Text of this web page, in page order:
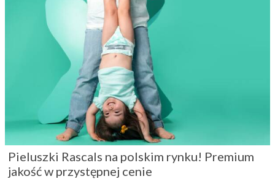
Pieluszki Rascals na polskim rynku! Premium
jakość w przystępnej cenie